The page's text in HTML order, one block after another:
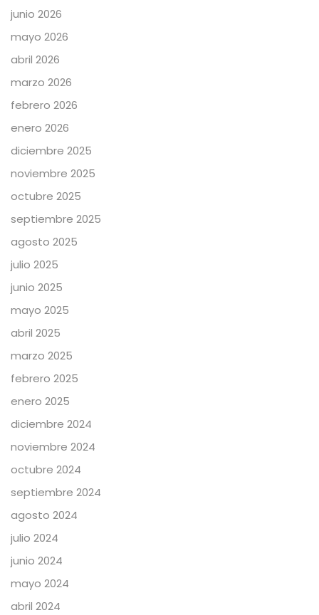
junio 2026
mayo 2026
abril 2026
marzo 2026
febrero 2026
enero 2026
diciembre 2025
noviembre 2025
octubre 2025
septiembre 2025
agosto 2025
julio 2025
junio 2025
mayo 2025
abril 2025
marzo 2025
febrero 2025
enero 2025
diciembre 2024
noviembre 2024
octubre 2024
septiembre 2024
agosto 2024
julio 2024
junio 2024
mayo 2024
abril 2024